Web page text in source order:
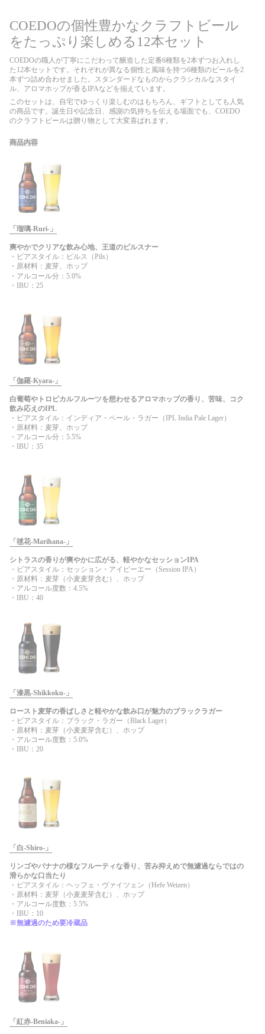
COEDOの個性豊かなクラフトビール
をたっぷり楽しめる12本セット
COEDOの職人が丁寧にこだわって醸造した定番6種類を2本ずつお入れし
た12本セットです。それぞれが異なる個性と風味を持つ6種類のビールを2
本ずつ詰め合わせました。スタンダードなものからクラシカルなスタイ
ル、アロマホップが香るIPAなどを揃えています。
このセットは、自宅でゆっくり楽しむのはもちろん、ギフトとしても人気
の商品です。誕生日や記念日、感謝の気持ちを伝える場面でも、COEDO
のクラフトビールは贈り物として大変喜ばれます。
商品内容
「瑠璃-Ruri-」
爽やかでクリアな飲み心地、王道のピルスナー
・ビアスタイル：ピルス（Pils）
・原材料：麦芽、ホップ
・アルコール分：5.0%
・IBU：25
「伽羅-Kyara-」
白葡萄やトロピカルフルーツを想わせるアロマホップの香り、苦味、コク
飲み応えのIPL
・ビアスタイル：インディア・ペール・ラガー（IPL India Pale Lager）
・原材料：麦芽、ホップ
・アルコール分：5.5%
・IBU：35
「毬花-Marihana-」
シトラスの香りが爽やかに広がる、軽やかなセッションIPA
・ビアスタイル：セッション・アイピーエー（Session IPA）
・原材料：麦芽（小麦麦芽含む）、ホップ
・アルコール度数：4.5%
・IBU：40
「漆黒-Shikkoku-」
ロースト麦芽の香ばしさと軽やかな飲み口が魅力のブラックラガー
・ビアスタイル：ブラック・ラガー（Black Lager）
・原材料：麦芽（小麦麦芽含む）、ホップ
・アルコール度数：5.0%
・IBU：20
「白-Shiro-」
リンゴやバナナの様なフルーティな香り、苦み抑えめで無濾過ならではの
滑らかな口当たり
・ビアスタイル：ヘッフェ・ヴァイツェン（Hefe Weizen）
・原材料：麦芽（小麦麦芽含む）、ホップ
・アルコール度数：5.5%
・IBU：10
※無濾過のため要冷蔵品
「紅赤-Beniaka-」